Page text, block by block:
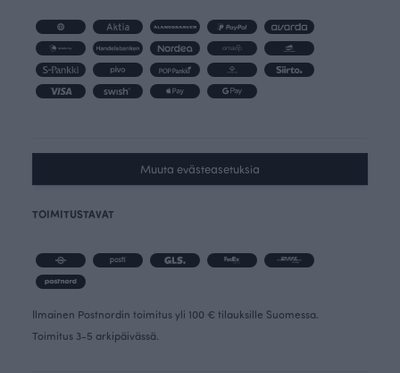
Muuta evästeasetuksia
TOIMITUSTAVAT
Ilmainen Postnordin toimitus yli 100 € tilauksille Suomessa.
Toimitus 3-5 arkipäivässä.